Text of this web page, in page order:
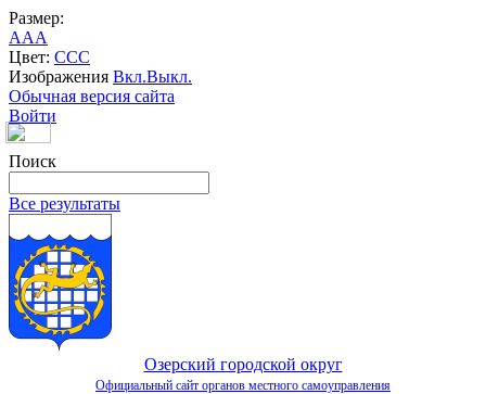
Размер:
AAA
Цвет: CCC
Изображения Вкл.Выкл.
Обычная версия сайта
Войти
Поиск
Все результаты
Озерский городской округ
Официальный сайт органов местного самоуправления